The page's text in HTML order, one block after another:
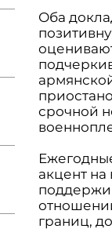
Оба
срочной
акцент
границ,